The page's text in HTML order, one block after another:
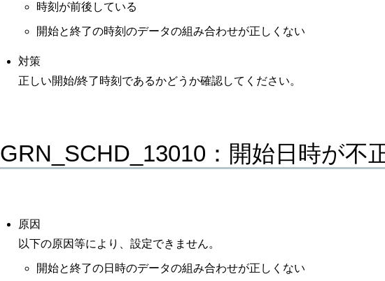
時刻が前後している
開始と終了の時刻のデータの組み合わせが正しくない
対策
正しい開始/終了時刻であるかどうか確認してください。
GRN_SCHD_13010：開始日時が不
原因
以下の原因等により、設定できません。
開始と終了の日時のデータの組み合わせが正しくない